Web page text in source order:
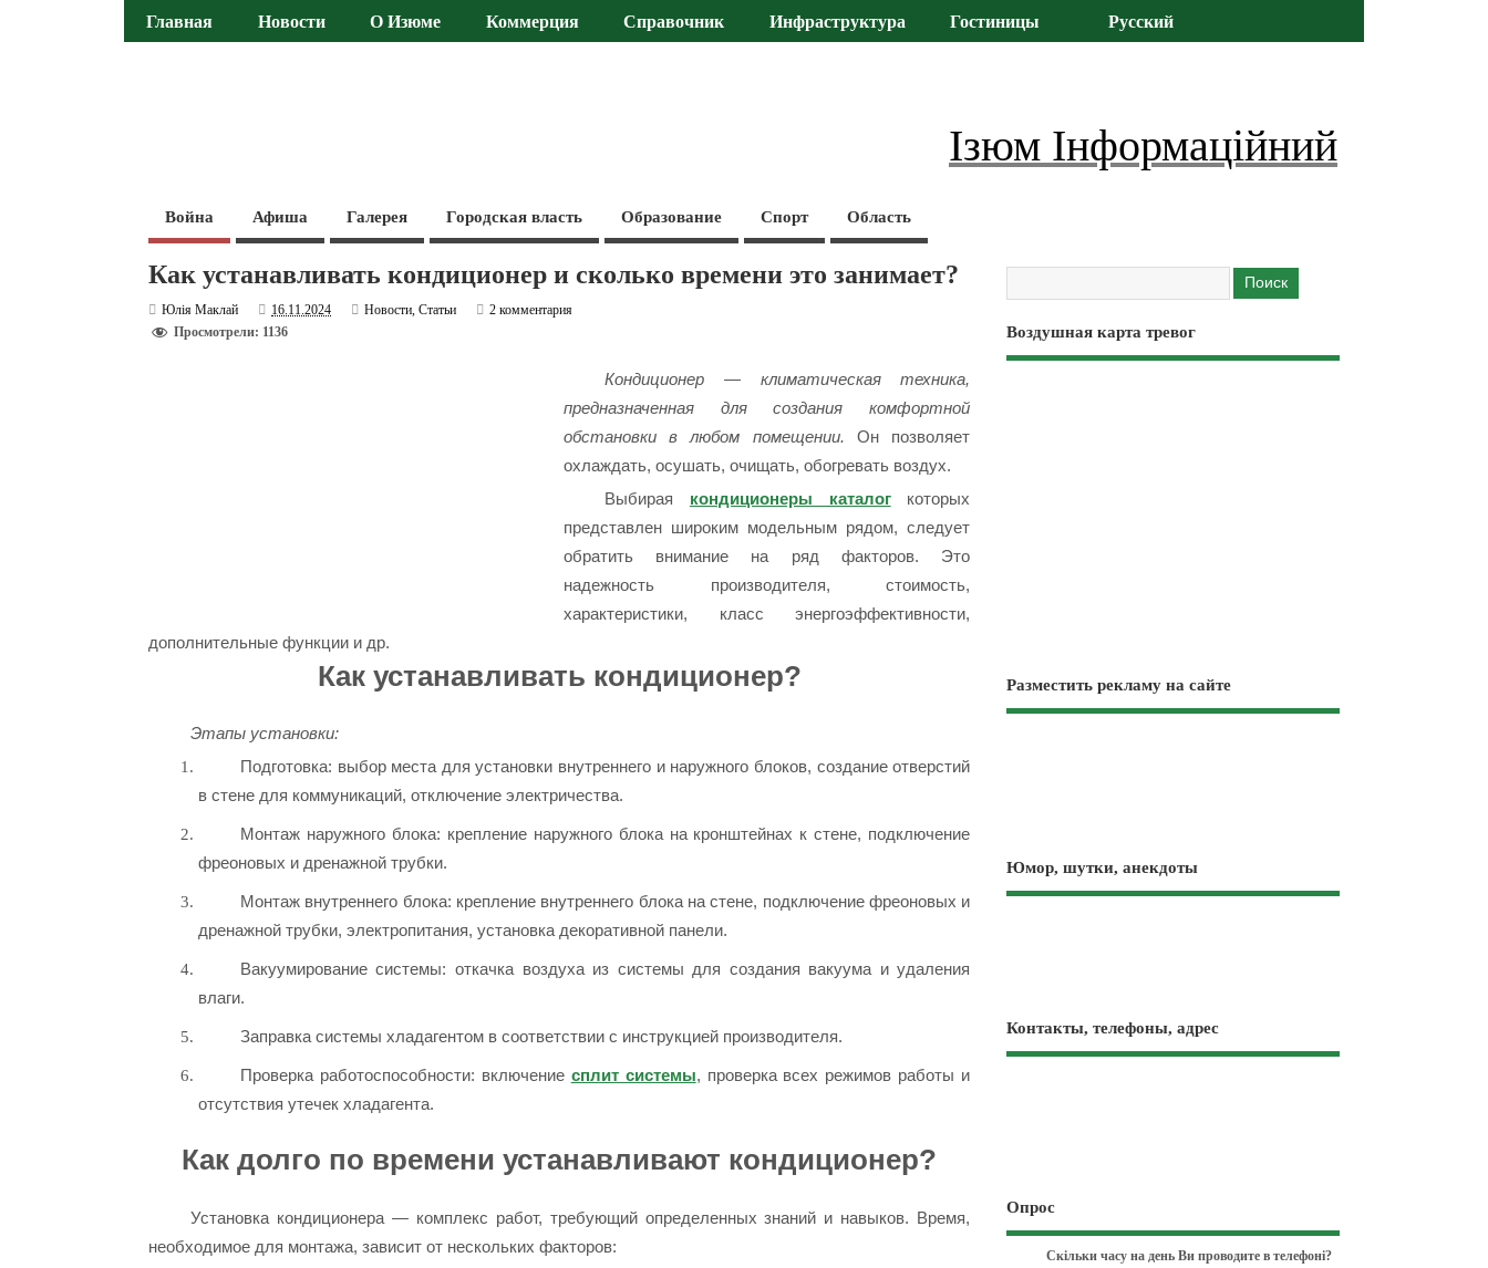
Главная Новости О Изюме Коммерция Справочник Инфраструктура Гостиницы Русский
Ізюм Інформаційний
Война Афиша Галерея Городская власть Образование Спорт Область
Как устанавливать кондиционер и сколько времени это занимает?
Юлія Маклай 16.11.2024 Новости,Статьи
2 комментария
Просмотрели: 1136
Кондиционер — климатическая техника,
предназначенная для создания комфортной
обстановки в любом помещении.
Он позволяет
охлаждать, осушать, очищать, обогревать воздух.
Выбирая кондиционеры каталогкоторых
представлен широким модельным рядом, следует
обратить внимание на ряд факторов. Это
надежность производителя, стоимость,
характеристики, класс энергоэффективности,
дополнительные функции и др.
Как устанавливать кондиционер?
Этапы установки:
Подготовка: выбор места для установки внутреннего и наружного блоков, создание отверстий
в стене для коммуникаций, отключение электричества.
Монтаж наружного блока: крепление наружного блока на кронштейнах к стене, подключение
фреоновых и дренажной трубки.
Монтаж внутреннего блока: крепление внутреннего блока на стене, подключение фреоновых и
дренажной трубки, электропитания, установка декоративной панели.
Вакуумирование системы: откачка воздуха из системы для создания вакуума и удаления
влаги.
Заправка системы хладагентом в соответствии с инструкцией производителя.
Проверка работоспособности: включение сплит системы, проверка всех режимов работы и
отсутствия утечек хладагента.
Как долго по времени устанавливают кондиционер?
Установка кондиционера — комплекс работ, требующий определенных знаний и навыков. Время,
необходимое для монтажа, зависит от нескольких факторов:
Воздушная карта тревог
Разместить рекламу на сайте
Юмор, шутки, анекдоты
Контакты, телефоны, адрес
Опрос
Скільки часу на день Ви проводите в телефоні?